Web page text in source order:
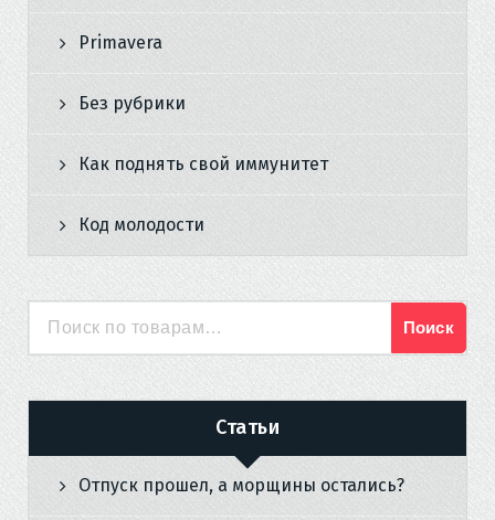
Primavera
Без рубрики
Как поднять свой иммунитет
Код молодости
Поиск
Статьи
Отпуск прошел, а морщины остались?